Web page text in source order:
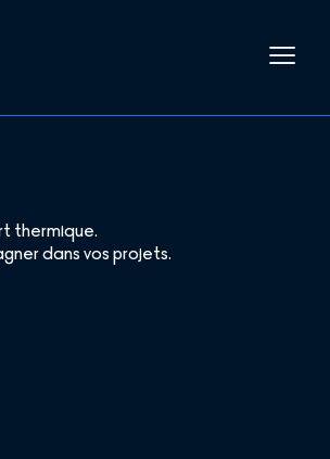
thermique.
dans vos projets.